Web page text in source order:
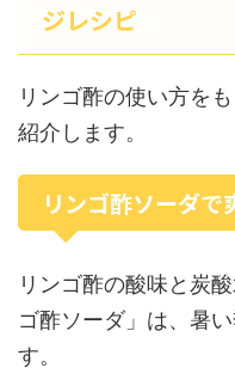
ジレシピ
リンゴ酢の使い方を
紹介します。
リンゴ酢ソーダで
リンゴ酢の酸味と炭
ゴ酢ソーダ」は、暑
す。